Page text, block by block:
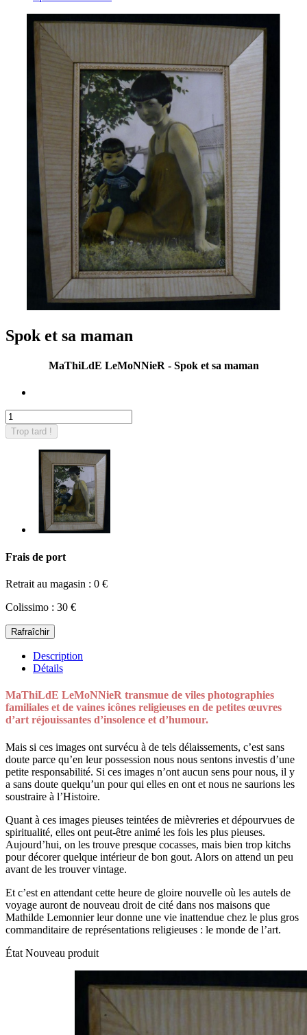
Spok et sa maman
MaThiLdE LeMoNNieR - Spok et sa maman
Trop tard !
Frais de port
Retrait au magasin : 0 €
Colissimo : 30 €
Description
Détails
MaThiLdE LeMoNNieR transmue de viles photographies
familiales et de vaines icônes religieuses en de petites œuvres
d’art réjouissantes d’insolence et d’humour.
Mais si ces images ont survécu à de tels délaissements, c’est sans
doute parce qu’en leur possession nous nous sentons investis d’une
petite responsabilité. Si ces images n’ont aucun sens pour nous, il y
a sans doute quelqu’un pour qui elles en ont et nous ne saurions les
soustraire à l’Histoire.
Quant à ces images pieuses teintées de mièvreries et dépourvues de
spiritualité, elles ont peut-être animé les fois les plus pieuses.
Aujourd’hui, on les trouve presque cocasses, mais bien trop kitchs
pour décorer quelque intérieur de bon gout. Alors on attend un peu
avant de les trouver vintage.
Et c’est en attendant cette heure de gloire nouvelle où les autels de
voyage auront de nouveau droit de cité dans nos maisons que
Mathilde Lemonnier leur donne une vie inattendue chez le plus gros
commanditaire de représentations religieuses : le monde de l’art.
État Nouveau produit